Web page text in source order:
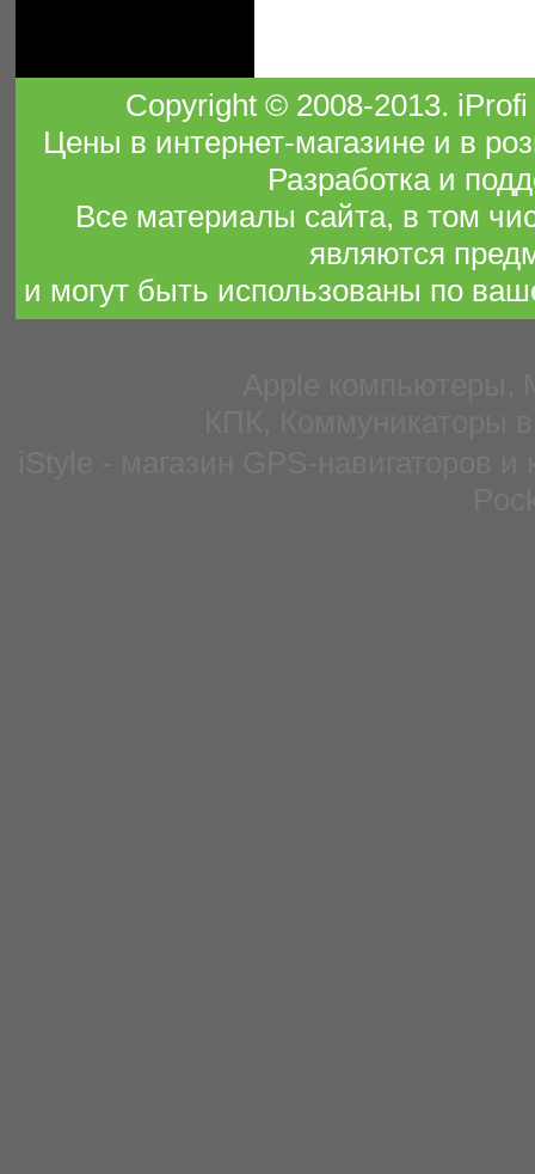
Copyright © 2008-2013.
Цены в интернет-магазине и в
Разработка и
Все материалы сайта, в том
являются
и могут быть использованы по